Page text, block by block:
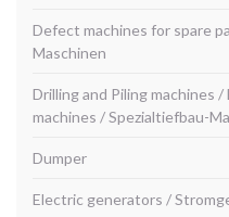
Defect machines for spare
Maschinen
Drilling and Piling machines
machines / Spezialtiefbau-
Dumper
Electric generators /